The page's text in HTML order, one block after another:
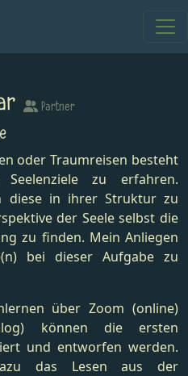
Partner
oder Traumreisen besteht
zu erfahren.
diese in ihrer Struktur zu
der Seele selbst die
zu finden. Mein Anliegen
bei dieser Aufgabe zu
über Zoom (online)
können die ersten
und entworfen werden.
das Lesen aus der